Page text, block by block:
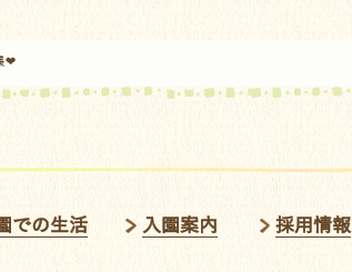
❤
での生活 入園案内 採用情報